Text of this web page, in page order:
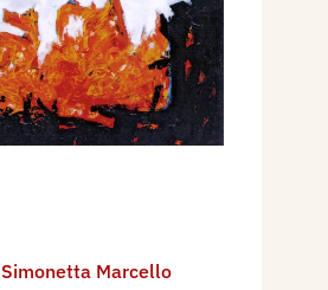
Simonetta Marcello